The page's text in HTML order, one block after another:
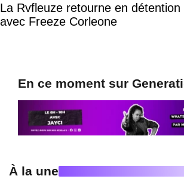
La Rvfleuze retourne en
avec Freeze Corleone
En ce moment sur
À la une